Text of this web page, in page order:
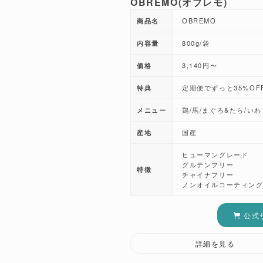
商品名 OBREMO
内容量 800g/袋
価格 3,140円〜
特典 定期便でずっと
メニュー 鶏/馬/まぐろ&たら/いわ
産地 国産
特徴
ヒューマングレード
グルテンフリー
チャイナフリー
ノンオイルコーティング
公式
詳細を見る